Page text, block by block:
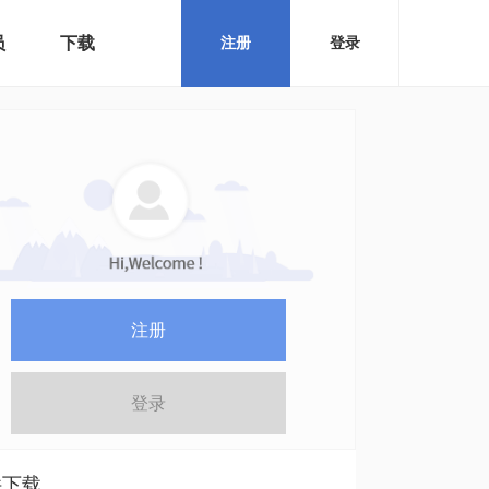
下载 注册 登录
注册
登录
载